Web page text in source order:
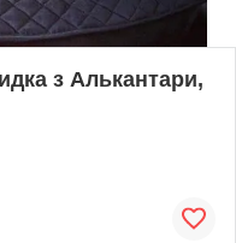
з Алькантари,